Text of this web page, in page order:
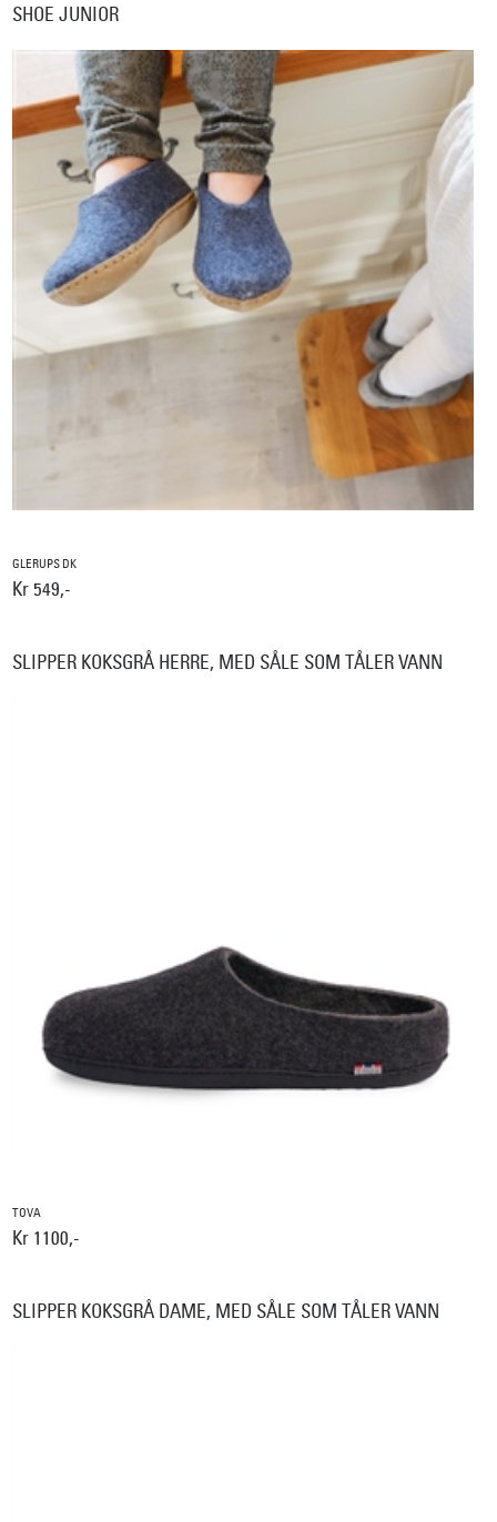
SHOE JUNIOR
GLERUPS DK
Kr 549,-
SLIPPER KOKSGRÅ HERRE, MED SÅLE SOM TÅLER VANN
TOVA
Kr 1100,-
SLIPPER KOKSGRÅ DAME, MED SÅLE SOM TÅLER VANN